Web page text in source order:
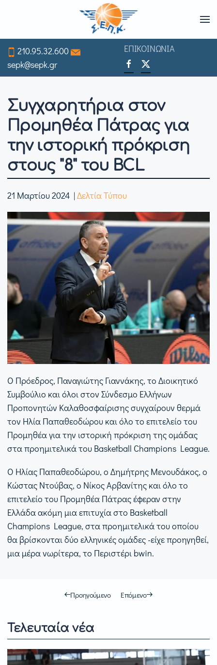
to
main
content
210.95.32.600
sepk@sepk.gr
ΕΠΙΚΟΙΝΩΝΙΑ
Συγχαρητήρια στον
Προμηθέα Πάτρας για
την ιστορική πρόκριση
στους "8" του BCL
21 Μαρτίου 2024 |Δελτία Τύπου
Ο Πρόεδρος, Παναγιώτης Γιαννάκης, το Διοικητικό
Συμβούλιο και όλοι στον Σύνδεσμο Ελλήνων
Προπονητών Καλαθοσφαίρισης συγχαίρουν θερμά
τον Ηλία Παπαθεοδώρου και όλο το επιτελείο του
Προμηθέα για την ιστορική πρόκριση της ομάδας
στα προημιτελικά του Basketball Champions League.
Ο Ηλίας Παπαθεοδώρου, ο Δημήτρης Μενουδάκος, ο
Κώστας Ντούβας, ο Νίκος Αρβανίτης και όλο το
επιτελείο του Προμηθέα Πάτρας έφεραν στην
Ελλάδα ακόμη μια επιτυχία στο Basketball
Champions League, στα προημιτελικά του οποίου
θα βρίσκονται δύο ελληνικές ομάδες -είχε προηγηθεί,
μια μέρα νωρίτερα, το Περιστέρι bwin.
Προηγούμενο Επόμενο
Τελευταία νέα